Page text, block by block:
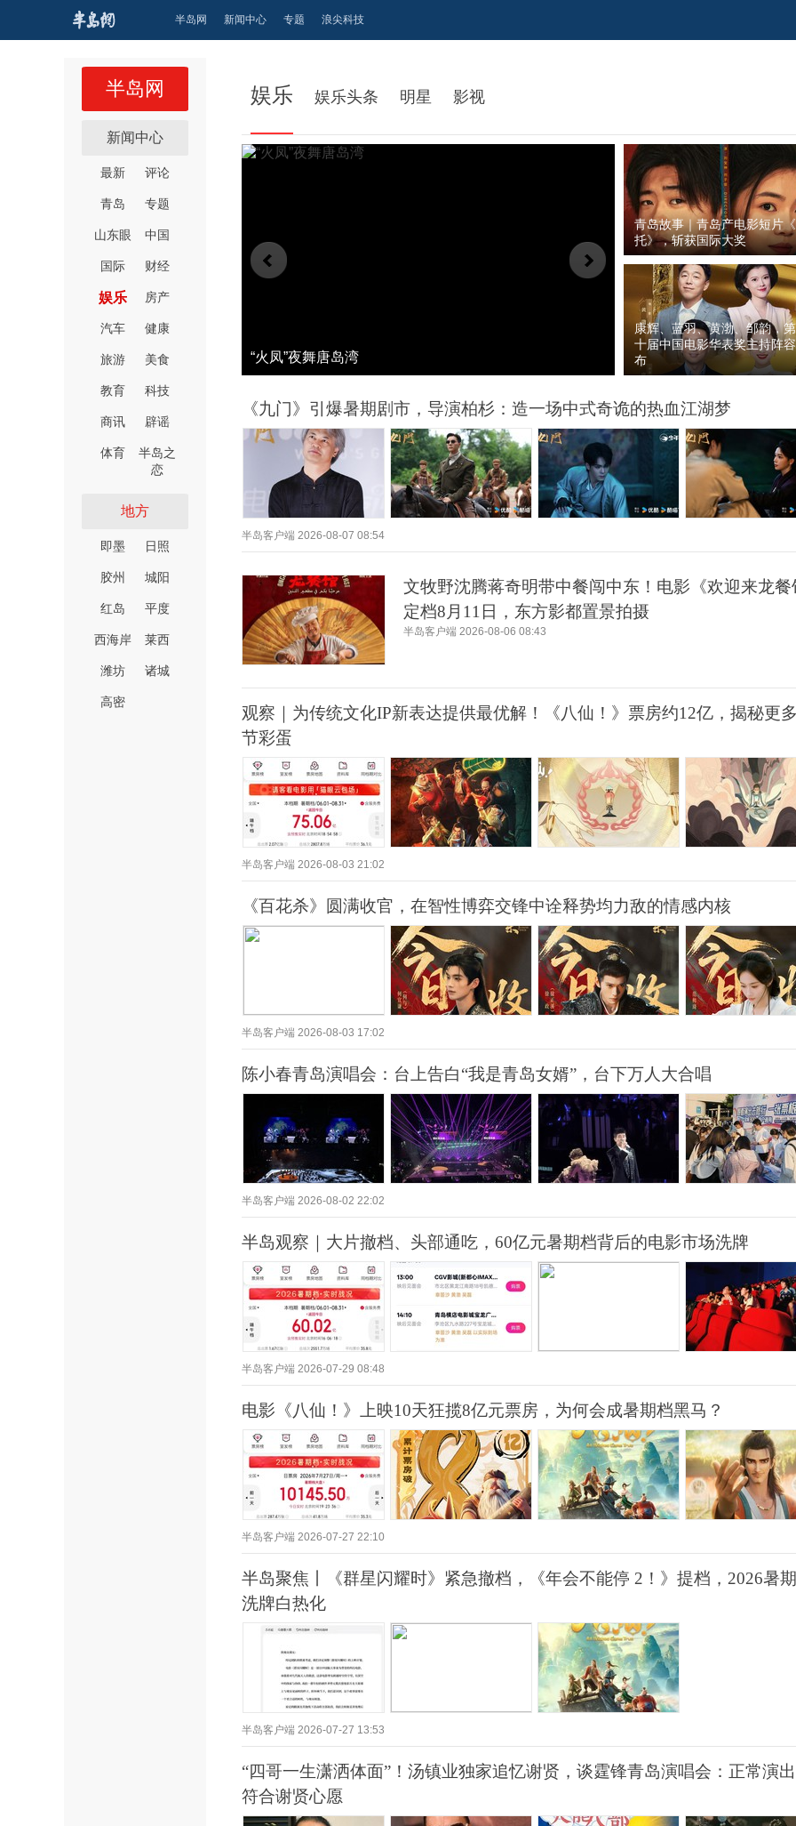
半岛网 新闻中心 专题 浪尖科技
半岛网
新闻中心
最新 评论
青岛 专题
山东眼 中国
国际 财经
娱乐 房产
汽车 健康
旅游 美食
教育 科技
商讯 辟谣
体育
半岛之
恋
地方
即墨 日照
胶州 城阳
红岛 平度
西海岸 莱西
潍坊 诸城
高密
娱乐 娱乐头条 明星 影视
国产片“承包”票房主力 今年中国电影总票房持续...
青岛故事｜青岛产电影短片
托》，斩获国际大奖
康辉、蓝羽、黄渤、邹韵，
十届中国电影华表奖主持阵
布
《九门》引爆暑期剧市，导演柏杉：造一场中式奇诡的热血江湖梦
半岛客户端 2026-08-07 08:54
文牧野沈腾蒋奇明带中餐闯中东！电影《欢迎来龙餐
定档8月11日，东方影都置景拍摄
半岛客户端 2026-08-06 08:43
观察｜为传统文化IP新表达提供最优解！《八仙！》票房约12亿，揭秘更
节彩蛋
半岛客户端 2026-08-03 21:02
《百花杀》圆满收官，在智性博弈交锋中诠释势均力敌的情感内核
半岛客户端 2026-08-03 17:02
陈小春青岛演唱会：台上告白“我是青岛女婿”，台下万人大合唱
半岛客户端 2026-08-02 22:02
半岛观察｜大片撤档、头部通吃，60亿元暑期档背后的电影市场洗牌
半岛客户端 2026-07-29 08:48
电影《八仙！》上映10天狂揽8亿元票房，为何会成暑期档黑马？
半岛客户端 2026-07-27 22:10
半岛聚焦丨《群星闪耀时》紧急撤档，《年会不能停 2！》提档，2026暑
洗牌白热化
半岛客户端 2026-07-27 13:53
“四哥一生潇洒体面”！汤镇业独家追忆谢贤，谈霆锋青岛演唱会：正常演
符合谢贤心愿